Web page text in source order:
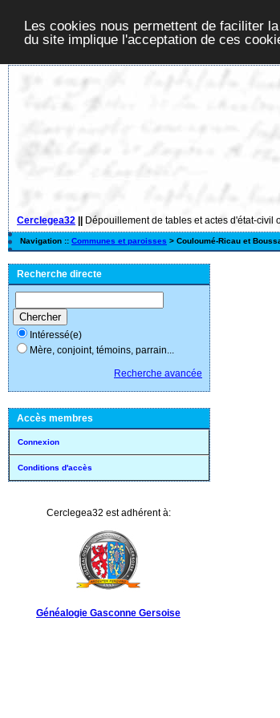
Les cookies nous permettent de faciliter
du site implique l'acceptation de ces
Cerclegea32 Dépouillement de tables et actes d'état-civil
Navigation :: Communes et paroisses > Couloumé-Ricau et
Recherche directe
Intéressé(e)
Mère, conjoint, témoins, parrain...
Recherche avancée
Accès membres
Connexion
Conditions d'accès
Cerclegea32 est adhérent à:
Généalogie Gasconne Gersoise